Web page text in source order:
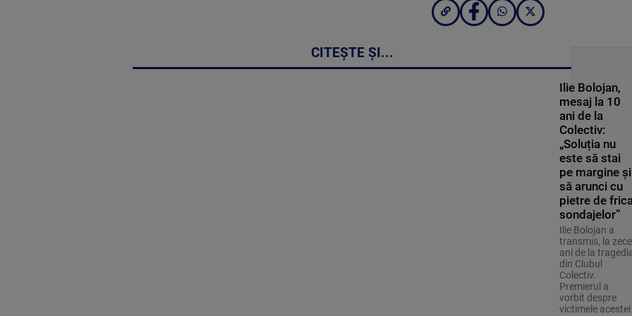
CITEȘTE ȘI...
Ilie Bolojan,
mesaj la 10
ani de la
Colectiv:
„Soluția nu
este să stai
pe margine și
să arunci cu
pietre de
sondajelor”
Ilie Bolojan a
transmis, la zece
ani de la
din Clubul
Colectiv.
Premierul a
vorbit despre
victimele acestei